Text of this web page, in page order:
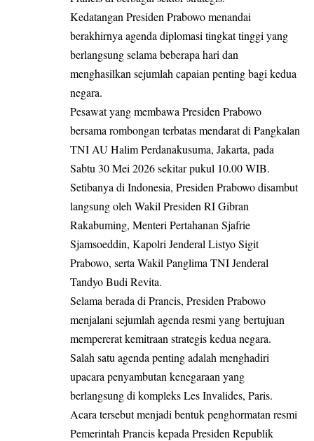
Kedatangan Presiden Prabowo menandai
berakhirnya agenda diplomasi tingkat tinggi yang
berlangsung selama beberapa hari dan
menghasilkan sejumlah capaian penting bagi kedua
negara.
Pesawat yang membawa Presiden Prabowo
bersama rombongan terbatas mendarat di Pangkalan
TNI AU Halim Perdanakusuma, Jakarta, pada
Sabtu 30 Mei 2026 sekitar pukul 10.00 WIB.
Setibanya di Indonesia, Presiden Prabowo disambut
langsung oleh Wakil Presiden RI Gibran
Rakabuming, Menteri Pertahanan Sjafrie
Sjamsoeddin, Kapolri Jenderal Listyo Sigit
Prabowo, serta Wakil Panglima TNI Jenderal
Tandyo Budi Revita.
Selama berada di Prancis, Presiden Prabowo
menjalani sejumlah agenda resmi yang bertujuan
mempererat kemitraan strategis kedua negara.
Salah satu agenda penting adalah menghadiri
upacara penyambutan kenegaraan yang
berlangsung di kompleks Les Invalides, Paris.
Acara tersebut menjadi bentuk penghormatan resmi
Pemerintah Prancis kepada Presiden Republik